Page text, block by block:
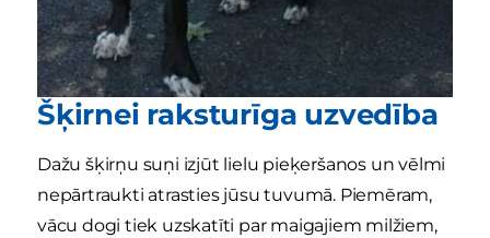
Šķirnei raksturīga uzvedība
Dažu šķirņu suņi izjūt lielu pieķeršanos un vēlmi
nepārtraukti atrasties jūsu tuvumā. Piemēram,
vācu dogi tiek uzskatīti par maigajiem milžiem,